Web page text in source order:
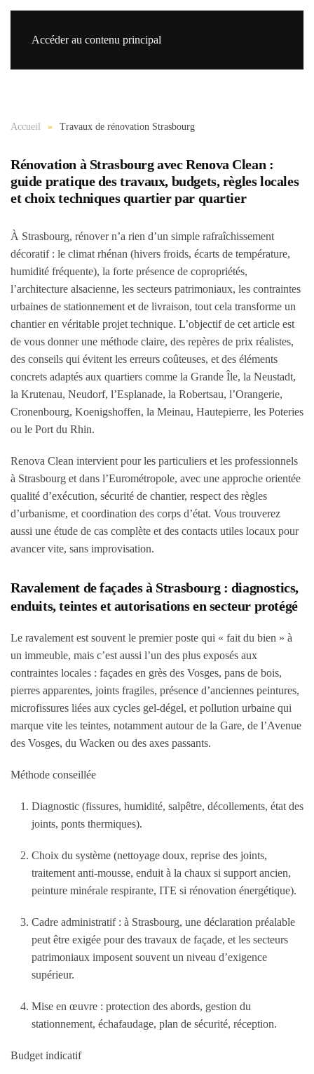
Accéder au contenu principal
Accueil Travaux de rénovation Strasbourg
Rénovation à Strasbourg avec Renova Clean :
guide pratique des travaux, budgets, règles locales
et choix techniques quartier par quartier
À Strasbourg, rénover n’a rien d’un simple rafraîchissement
décoratif : le climat rhénan (hivers froids, écarts de température,
humidité fréquente), la forte présence de copropriétés,
l’architecture alsacienne, les secteurs patrimoniaux, les contraintes
urbaines de stationnement et de livraison, tout cela transforme un
chantier en véritable projet technique. L’objectif de cet article est
de vous donner une méthode claire, des repères de prix réalistes,
des conseils qui évitent les erreurs coûteuses, et des éléments
concrets adaptés aux quartiers comme la Grande Île, la Neustadt,
la Krutenau, Neudorf, l’Esplanade, la Robertsau, l’Orangerie,
Cronenbourg, Koenigshoffen, la Meinau, Hautepierre, les Poteries
ou le Port du Rhin.
Renova Clean intervient pour les particuliers et les professionnels
à Strasbourg et dans l’Eurométropole, avec une approche orientée
qualité d’exécution, sécurité de chantier, respect des règles
d’urbanisme, et coordination des corps d’état. Vous trouverez
aussi une étude de cas complète et des contacts utiles locaux pour
avancer vite, sans improvisation.
Ravalement de façades à Strasbourg : diagnostics,
enduits, teintes et autorisations en secteur protégé
Le ravalement est souvent le premier poste qui « fait du bien » à
un immeuble, mais c’est aussi l’un des plus exposés aux
contraintes locales : façades en grès des Vosges, pans de bois,
pierres apparentes, joints fragiles, présence d’anciennes peintures,
microfissures liées aux cycles gel-dégel, et pollution urbaine qui
marque vite les teintes, notamment autour de la Gare, de l’Avenue
des Vosges, du Wacken ou des axes passants.
Méthode conseillée
Diagnostic (fissures, humidité, salpêtre, décollements, état des
joints, ponts thermiques).
Choix du système (nettoyage doux, reprise des joints,
traitement anti-mousse, enduit à la chaux si support ancien,
peinture minérale respirante, ITE si rénovation énergétique).
Cadre administratif : à Strasbourg, une déclaration préalable
peut être exigée pour des travaux de façade, et les secteurs
patrimoniaux imposent souvent un niveau d’exigence
supérieur.
Mise en œuvre : protection des abords, gestion du
stationnement, échafaudage, plan de sécurité, réception.
Budget indicatif